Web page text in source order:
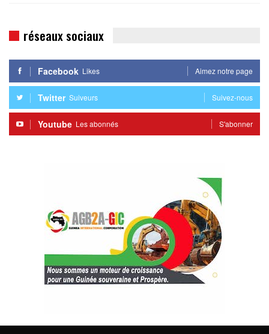
réseaux sociaux
Facebook Likes Aimez notre page
Twitter Suiveurs Suivez-nous
Youtube Les abonnés S'abonner